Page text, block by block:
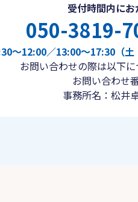
受付時間内にお
050-3819-
〜12:00／13:00〜17:30（土
お問い合わせの際は以下に
お問い合わせ
事務所名：松井